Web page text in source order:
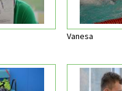
Vanesa